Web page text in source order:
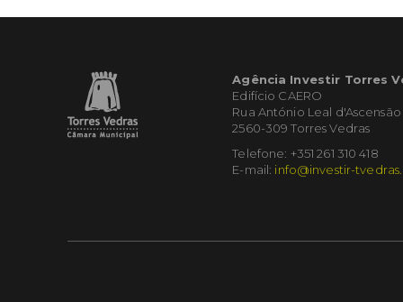
Agência Investir Torres
Edifício CAERO
Rua António Leal d'Ascensão
2560-309 Torres Vedras
Telefone: +351 261 310 418
E-mail: info@investir-